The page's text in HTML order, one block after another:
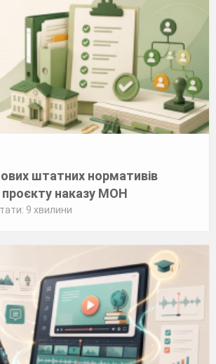
штатних нормативів
наказу МОН
9 хвилини